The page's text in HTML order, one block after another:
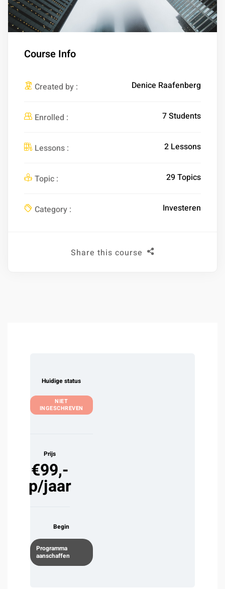
Huidige status
NIET
INGESCHREVEN
Prijs
€99,-
p/jaar
Begin
Programma
aanschaffen
Course Info
Created by : Denice Raafenberg
Enrolled : 7 Students
Lessons : 2 Lessons
Topic : 29 Topics
Category : Investeren
Share this course